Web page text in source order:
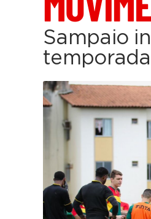
Sampaio